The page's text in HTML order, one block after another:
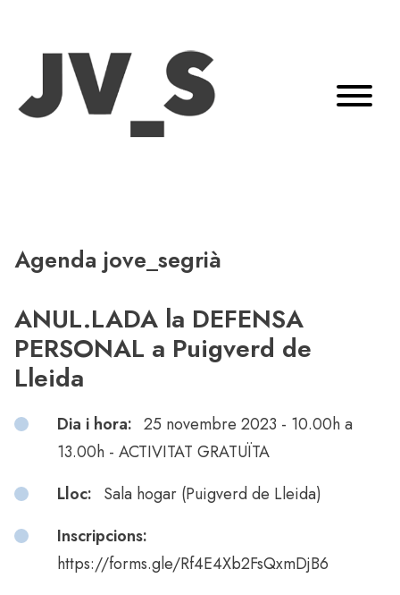
Agenda jove_segrià
ANUL.LADA la DEFENSA
PERSONAL a Puigverd de
Lleida
Dia i hora: 25 novembre 2023 - 10.00h a
13.00h - ACTIVITAT GRATUÏTA
Lloc: Sala hogar (Puigverd de Lleida)
Inscripcions:
https://forms.gle/Rf4E4Xb2FsQxmDjB6